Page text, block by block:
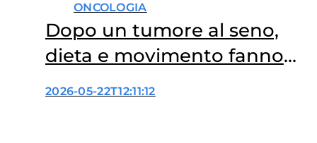
ONCOLOGIA
Dopo un tumore al seno,
dieta e movimento fanno
la differenza
2026-05-22T12:11:12